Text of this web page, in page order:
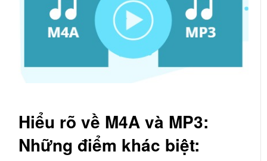
Hiểu rõ về M4A và MP3:
Những điểm khác biệt: